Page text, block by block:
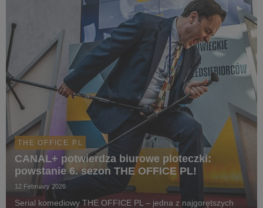
THE OFFICE PL
CANAL+ potwierdza biurowe ploteczki:
powstanie 6. sezon THE OFFICE PL!
12 February 2026
Serial komediowy THE OFFICE PL – jedna z najgorętszych